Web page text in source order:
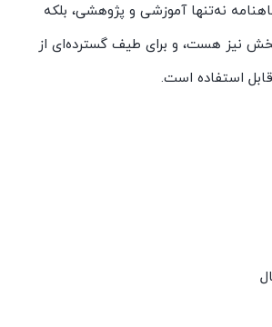
نه‌تنها آموزشی و پژوهشی، بلکه
نیز هست، و برای طیف گسترده‌ای از
استفاده است.